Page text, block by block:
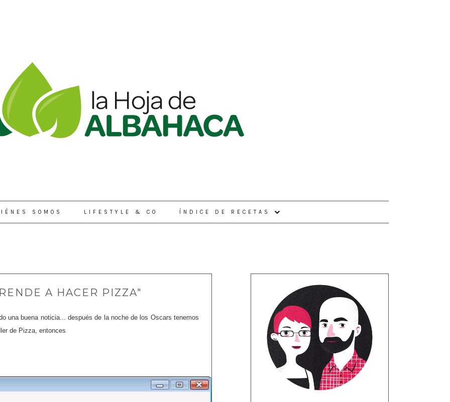
SOMOS LIFESTYLE & CO ÍNDICE DE RECETAS
A HACER PIZZA"
una buena noticia... después de la noche de los Oscars tenemos
de Pizza, entonces